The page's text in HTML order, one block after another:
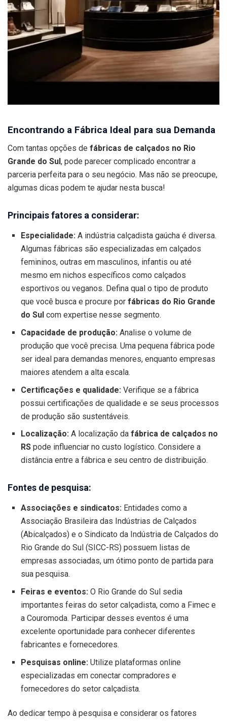
Encontrando a Fábrica Ideal para sua Demanda
Com tantas opções de fábricas de calçados no Rio
Grande do Sul , pode parecer complicado encontrar a
parceria perfeita para o seu negócio. Mas não se preocupe,
algumas dicas podem te ajudar nesta busca!
Principais fatores a considerar:
Especialidade:A indústria calçadista gaúcha é diversa.
Algumas fábricas são especializadas em calçados
femininos, outras em masculinos, infantis ou até
mesmo em nichos específicos como calçados
esportivos ou veganos. Defina qual o tipo de produto
que você busca e procure por fábricas do Rio Grande
do Sulcom expertise nesse segmento.
Capacidade de produção:Analise o volume de
produção que você precisa. Uma pequena fábrica pode
ser ideal para demandas menores, enquanto empresas
maiores atendem a alta escala.
Certificações e qualidade: Verifique se a fábrica
possui certificações de qualidade e se seus processos
de produção são sustentáveis.
Localização:A localização da fábrica de calçados no
RSpode influenciar no custo logístico. Considere a
distância entre a fábrica e seu centro de distribuição.
Fontes de pesquisa:
Associações e sindicatos:Entidades como a
Associação Brasileira das Indústrias de Calçados
(Abicalçados) e o Sindicato da Indústria de Calçados do
Rio Grande do Sul (SICC-RS) possuem listas de
empresas associadas, um ótimo ponto de partida para
sua pesquisa.
Feiras e eventos:O Rio Grande do Sul sedia
importantes feiras do setor calçadista, como a Fimec e
a Couromoda. Participar desses eventos é uma
excelente oportunidade para conhecer diferentes
fabricantes e fornecedores.
Pesquisas online:Utilize plataformas online
especializadas em conectar compradores e
fornecedores do setor calçadista.
Ao dedicar tempo à pesquisa e considerar os fatores